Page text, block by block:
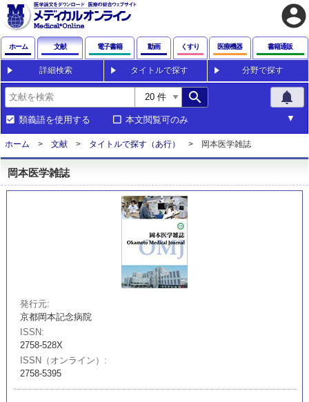
account_circle
ホーム 文献 電子書籍 動画 くすり 医療機器 書籍通販
詳細検索 タイトルで探す 分野で探す
search notifications
類義語を使用する 本文閲覧可のみ
ホーム 文献 タイトルで探す（あ行） 岡本医学雑誌
岡本医学雑誌
発行元
京都岡本記念病院
ISSN
2758-528X
ISSN（オンライン）
2758-5395